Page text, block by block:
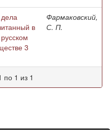
в
3
Фармаковский,
С. П.
по 1 из 1